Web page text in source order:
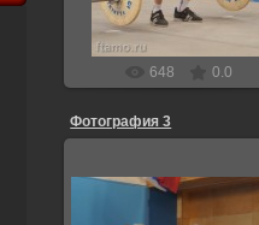
648 0.0
Фотография 3